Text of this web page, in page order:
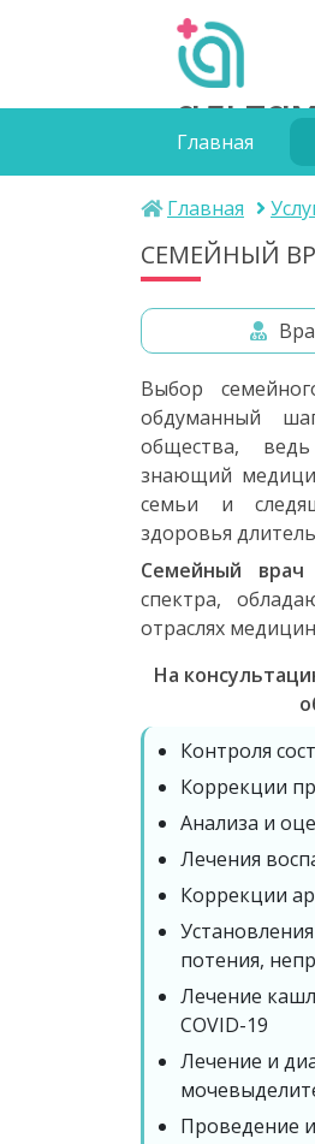
Главная
Главная
СЕМЕЙНЫЙ
Выбор
обдуманный
общества,
знающий
семьи и
здоровья
Семейный врач
спектра,
отраслях
На
Контроля
Коррекции
Анализа и
Лечения
Коррекции
потения,
Лечение
COVID-19
Лечение и
Проведение